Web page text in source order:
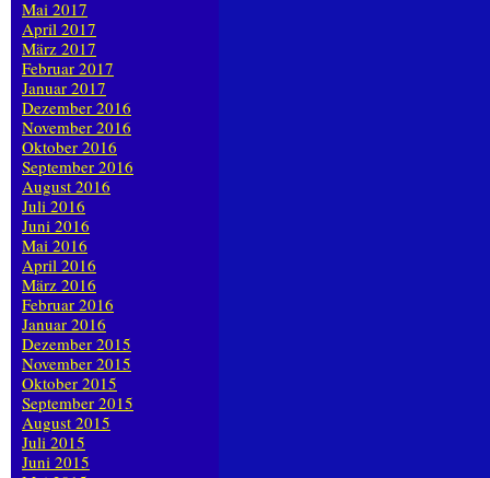
Mai 2017
April 2017
März 2017
Februar 2017
Januar 2017
Dezember 2016
November 2016
Oktober 2016
September 2016
August 2016
Juli 2016
Juni 2016
Mai 2016
April 2016
März 2016
Februar 2016
Januar 2016
Dezember 2015
November 2015
Oktober 2015
September 2015
August 2015
Juli 2015
Juni 2015